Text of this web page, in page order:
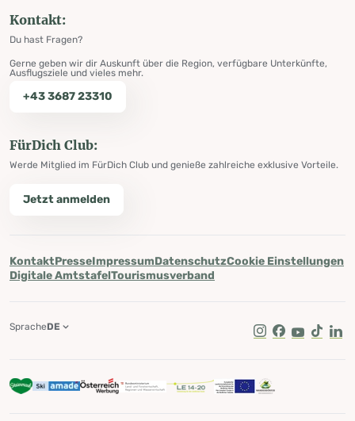
Kontakt:
Du hast Fragen?
Gerne geben wir dir Auskunft über die Region, verfügbare Unterkünfte,
Ausflugsziele und vieles mehr.
+43 3687 23310
FürDich Club:
Werde Mitglied im FürDich Club und genieße zahlreiche exklusive Vorteile.
Jetzt anmelden
KontaktPresseImpressumDatenschutzCookie Einstellungen
Digitale AmtstafelTourismusverband
Instagram
Facebook
Youtube
Tik Tok
SpracheDE